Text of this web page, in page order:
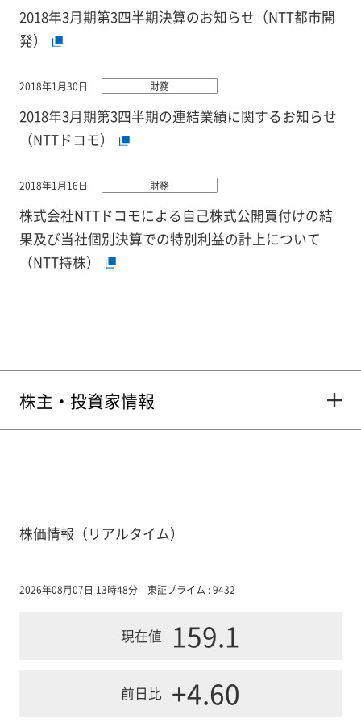
2018年3月期第3四半期決算のお知らせ（NTT都市開
発）
2018年1月30日 財務
2018年3月期第3四半期の連結業績に関するお知らせ
（NTTドコモ）
2018年1月16日 財務
株式会社NTTドコモによる自己株式公開買付けの結
果及び当社個別決算での特別利益の計上について
（NTT持株）
株主・投資家情報
株価情報（リアルタイム）
2026年08月07日 13時48分 東証プライム : 9432
現在値 159.1
前日比 +4.60